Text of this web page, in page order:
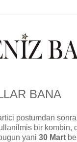
BANA
postumdan
bir kombin,
yani 30 Mart